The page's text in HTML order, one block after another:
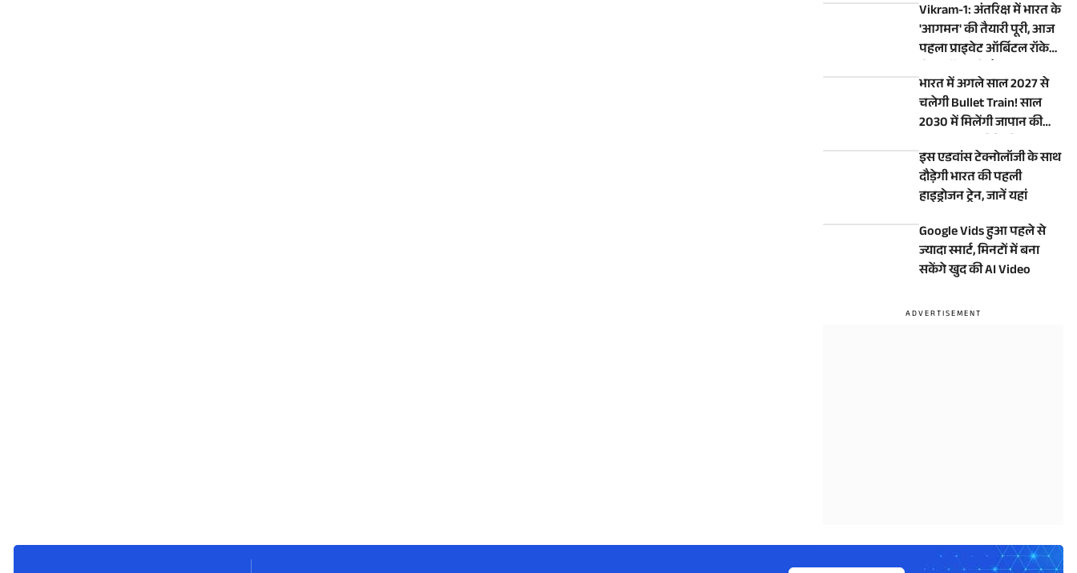
Vikram-1: अंतरिक्ष में भारत के
'आगमन' की तैयारी पूरी, आज
पहला प्राइवेट ऑर्बिटल रॉकेट
भारत में अगले साल 2027 से
चलेगी Bullet Train! साल
2030 में मिलेंगी जापान की
इस एडवांस टेक्नोलॉजी के साथ
दौड़ेगी भारत की पहली
हाइड्रोजन ट्रेन, जानें यहां
Google Vids हुआ पहले से
ज्यादा स्मार्ट, मिनटों में बना
सकेंगे खुद की AI Video